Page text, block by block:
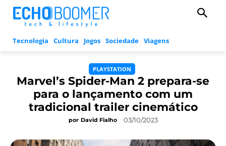
Tecnologia Cultura Jogos Sociedade Viagens
PLAYSTATION
Marvel’s Spider-Man 2 prepara-se
para o lançamento com um
tradicional trailer cinemático
por David Fialho 03/10/2023